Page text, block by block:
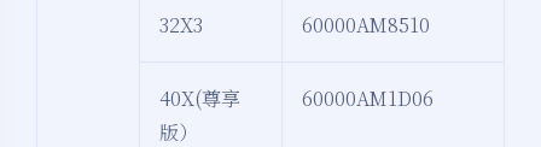
32X3 60000AM8510
40X(尊享
版）
60000AM1D06